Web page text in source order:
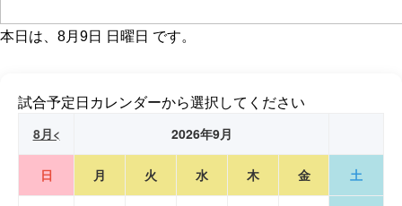
本日は、 8月9日 日曜日 です。
試合予定日カレンダーから選択してください
8月< 2026年9月
日 月 火 水 木 金 土